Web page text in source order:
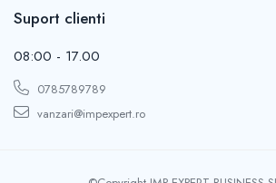
Suport clienti
08:00 - 17.00
0785789789
vanzari@impexpert.ro